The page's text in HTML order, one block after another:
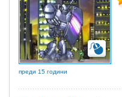
преди 15 години